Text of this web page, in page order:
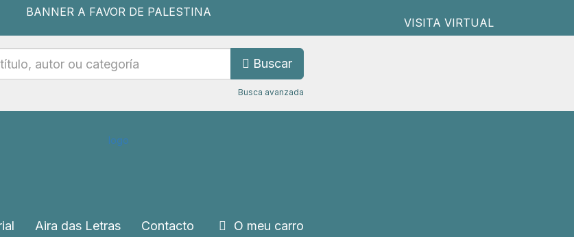
VISITA VIRTUAL
Buscar
Busca avanzada
Aira das Letras Contacto O meu carro